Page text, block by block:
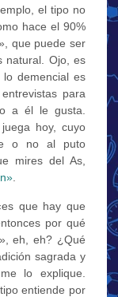
el tipo no
hace el 90%
que puede ser
natural. Ojo, es
demencial es
para
a él le gusta.
hoy, cuyo
o no al puto
mires del As,
que hay que
por qué
eh, eh? ¿Qué
sagrada y
lo explique.
entiende por